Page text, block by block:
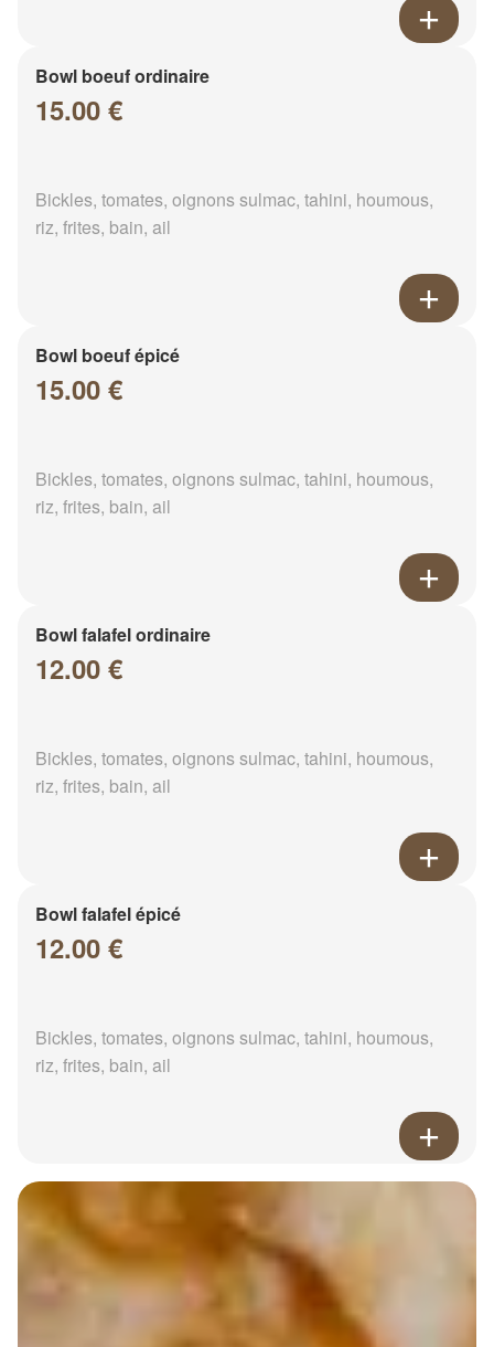
Bowl boeuf ordinaire
15.00 €
Bickles, tomates, oignons sulmac, tahini, houmous,
riz, frites, bain, ail
Bowl boeuf épicé
15.00 €
Bickles, tomates, oignons sulmac, tahini, houmous,
riz, frites, bain, ail
Bowl falafel ordinaire
12.00 €
Bickles, tomates, oignons sulmac, tahini, houmous,
riz, frites, bain, ail
Bowl falafel épicé
12.00 €
Bickles, tomates, oignons sulmac, tahini, houmous,
riz, frites, bain, ail